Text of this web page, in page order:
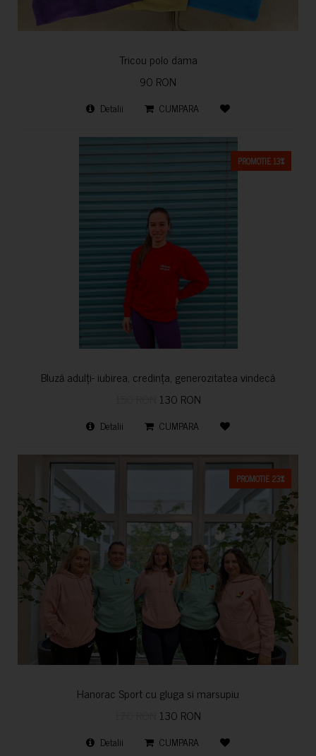
Tricou polo dama
90 RON
Detalii CUMPARA
PROMOTIE 13%
Bluză adulți- iubirea, credința, generozitatea vindecă
130 RON
Detalii CUMPARA
PROMOTIE 23%
Hanorac Sport cu gluga si marsupiu
130 RON
Detalii CUMPARA